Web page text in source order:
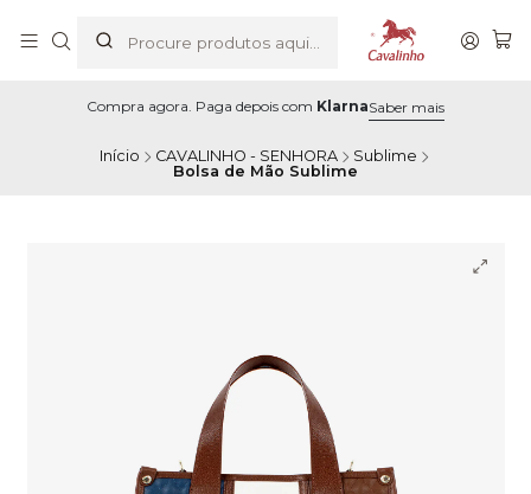
Compra agora. Paga depois com KlarnaSaber mais
Início CAVALINHO - SENHORA
Sublime
Bolsa de Mão Sublime